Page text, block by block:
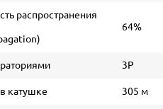
распространения
64%
3P
катушке 305 м